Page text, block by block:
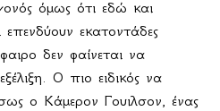
όμως ότι εδώ και
εκατοντάδες
δεν φαίνεται να
Ο πιο ειδικός να
ο Κάμερον Γουιλσον, ένας